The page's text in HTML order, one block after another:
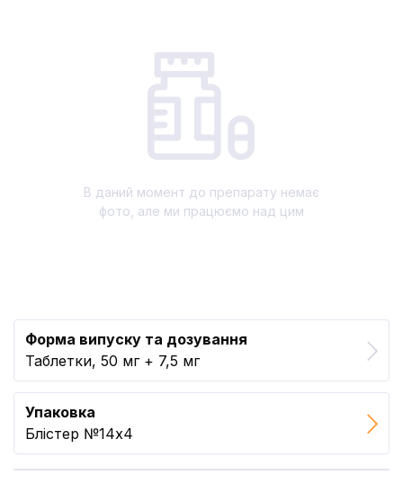
В даний момент до препарату немає
фото, але ми працюємо над цим
Форма випуску та дозування
Таблетки, 50 мг + 7,5 мг
Упаковка
Блістер №14x4